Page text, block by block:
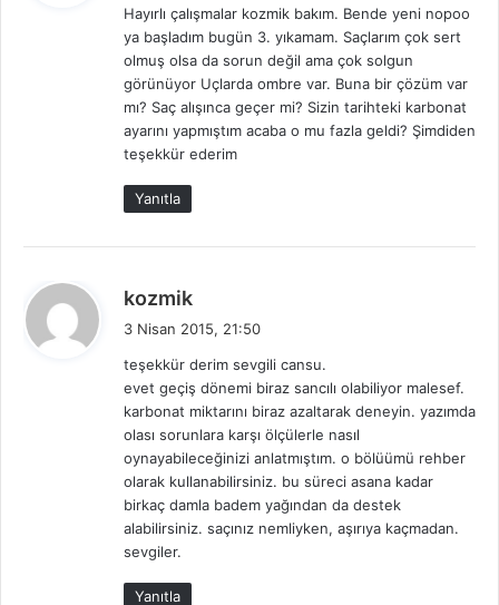
i
k
i
Hayırlı çalışmalar kozmik bakım. Bende yeni nopoo
ya başladım bugün 3. yıkamam. Saçlarım çok sert
olmuş olsa da sorun değil ama çok solgun
görünüyor Uçlarda ombre var. Buna bir çözüm var
mı? Saç alışınca geçer mi? Sizin tarihteki karbonat
ayarını yapmıştım acaba o mu fazla geldi? Şimdiden
teşekkür ederim
Yanıtla
kozmik
i
k
i
3 Nisan 2015, 21:50
teşekkür derim sevgili cansu.
evet geçiş dönemi biraz sancılı olabiliyor malesef.
karbonat miktarını biraz azaltarak deneyin. yazımda
olası sorunlara karşı ölçülerle nasıl
oynayabileceğinizi anlatmıştım. o bölüümü rehber
olarak kullanabilirsiniz. bu süreci asana kadar
birkaç damla badem yağından da destek
alabilirsiniz. saçınız nemliyken, aşırıya kaçmadan.
sevgiler.
Yanıtla